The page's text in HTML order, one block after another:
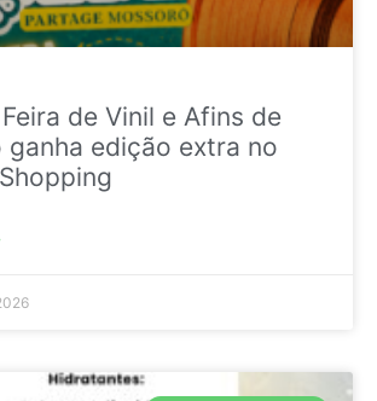
de Vinil e Afins de
ganha edição extra no